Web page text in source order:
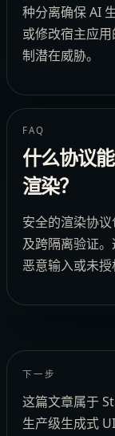
种分离确保 AI
或修改宿主应
制潜在威胁。
FAQ
什么协议
渲染？
安全的渲染协
及跨隔离验证
恶意输入或未授
下一步
这篇文章属于
生产级生成式